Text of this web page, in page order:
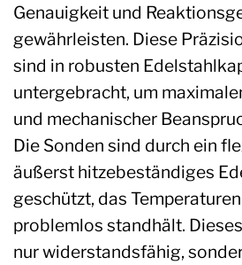
Genauigkeit und
gewährleisten. Diese
sind in robusten
untergebracht, um
und mechanischer
Die Sonden sind durch ein
äußerst hitzebeständiges
geschützt, das
problemlos standhält.
nur widerstandsfähig,